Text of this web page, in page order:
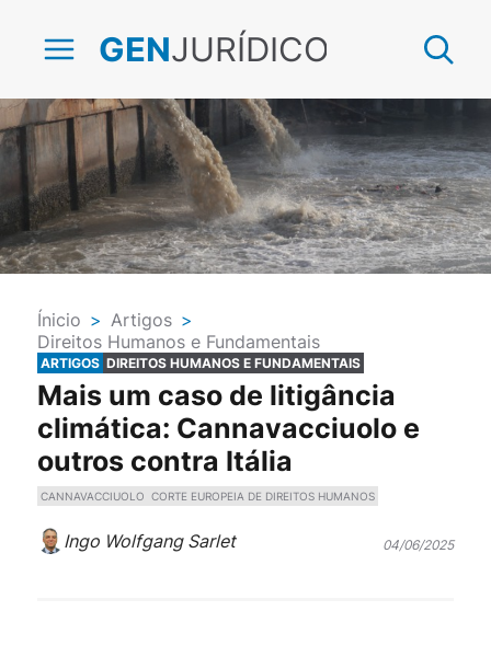
GENJURÍDICO
Ínicio > Artigos >
Direitos Humanos e Fundamentais
ARTIGOS DIREITOS HUMANOS E FUNDAMENTAIS
Mais um caso de litigância
climática: Cannavacciuolo e
outros contra Itália
CANNAVACCIUOLO CORTE EUROPEIA DE DIREITOS HUMANOS
Ingo Wolfgang Sarlet 04/06/2025